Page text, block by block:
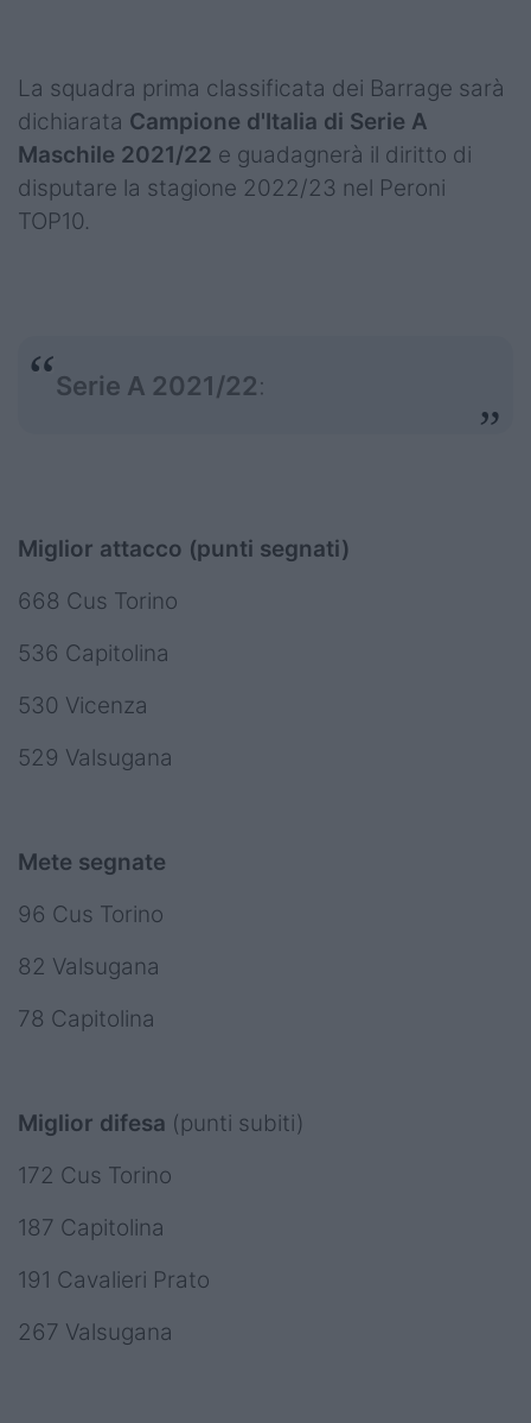
La squadra prima classificata dei Barrage sarà
dichiarata Campione d'Italia di Serie A
Maschile 2021/22 e guadagnerà il diritto di
disputare la stagione 2022/23 nel Peroni
TOP10.
Serie A 2021/22:
Miglior attacco (punti segnati)
668 Cus Torino
536 Capitolina
530 Vicenza
529 Valsugana
Mete segnate
96 Cus Torino
82 Valsugana
78 Capitolina
Miglior difesa (punti subiti)
172 Cus Torino
187 Capitolina
191 Cavalieri Prato
267 Valsugana